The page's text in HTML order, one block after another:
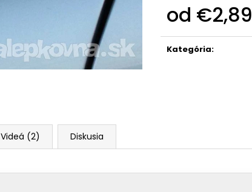
od €2,89
cena:
Kategória:
Videá (2) Diskusia